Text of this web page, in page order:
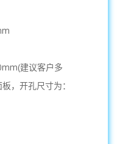
建议客户多
，开孔尺寸为：